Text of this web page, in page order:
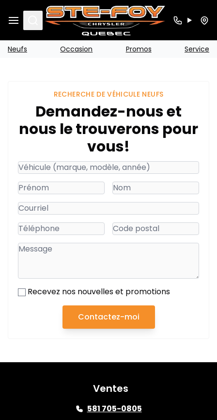
Search
Neufs Occasion Promos Service
RECHERCHE DE VÉHICULE NEUFS
Demandez-nous et
nous le trouverons pour
vous!
Recevez nos nouvelles et promotions
Contactez-moi
Ventes
581 705-0805